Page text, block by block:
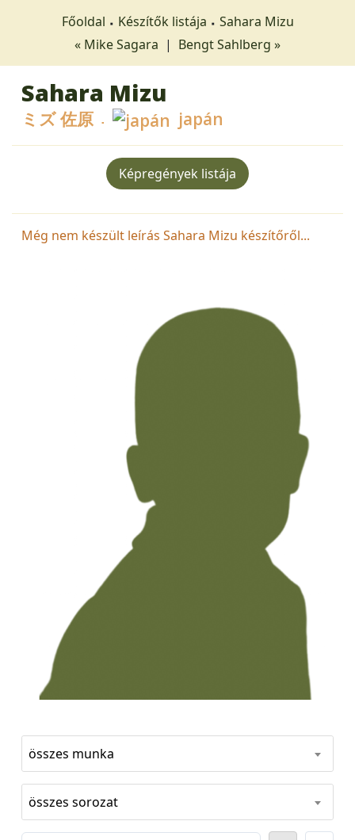
Főoldal Készítők listája
Sahara Mizu
« Mike Sagara | Bengt Sahlberg »
Sahara Mizu
ミズ 佐原 japán
Képregények listája
Még nem készült leírás Sahara Mizu készítőről...
összes munka
összes sorozat